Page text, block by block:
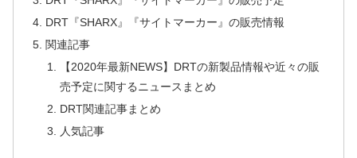
DRT『SHARX』『サイトマーカー』の販売情報
関連記事
【2020年最新NEWS】DRTの新製品情報や近々の販
売予定に関するニュースまとめ
DRT関連記事まとめ
人気記事